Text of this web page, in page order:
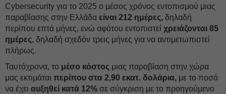
Cybersecurity για το 2025 ο μέσος χρόνος εντοπισμού μιας
παραβίασης στην Ελλάδα είναι 212 ημέρες, δηλαδή
περίπου επτά μήνες, ενώ αφότου εντοπιστεί χρειάζονται 85
ημέρες, δηλαδή σχεδόν τρεις μήνες για να αντιμετωπιστεί
πλήρως.
Ταυτόχρονα, το μέσο κόστος μιας παραβίαση στην χώρα
μας εκτιμάται περίπου στα 2,90 εκατ. δολάρια, με το ποσό
να έχει αυξηθεί κατά 12% σε σύγκριση με το προηγούμενο